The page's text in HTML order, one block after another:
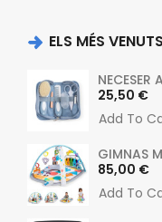
ELS MÉS VENUTS
NECESER
Preu
25,50 €
Add To
GIMNAS
Preu
85,00 €
Add To